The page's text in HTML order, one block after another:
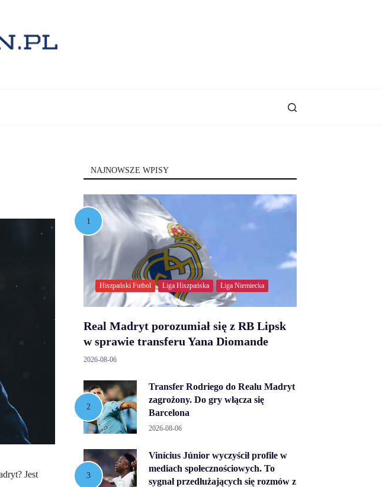
Jest
NAJNOWSZE WPISY
Hiszpański Futbol Liga Hiszpańska Liga Niemiecka
Real Madryt porozumiał się z RB Lipsk
w sprawie transferu Yana Diomande
2026-08-06
Transfer Rodriego do Realu Madryt
zagrożony. Do gry włącza się
Barcelona
2026-08-06
Vinícius Júnior wyczyścił profile w
mediach społecznościowych. To
sygnał przedłużających się rozmów z